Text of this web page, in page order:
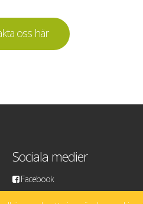
oss här
Sociala medier
Facebook